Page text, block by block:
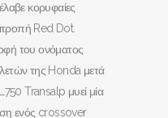
κορυφαίες
Red Dot.
του ονόματος
της Honda μετά
Transalp μυεί μία
ενός crossover